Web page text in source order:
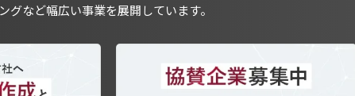
グなど幅広い事業を展開しています。